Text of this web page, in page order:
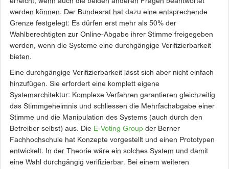
werden können. Der Bundesrat hat dazu eine entsprechende
Grenze festgelegt: Es dürfen erst mehr als 50% der
Wahlberechtigten zur Online-Abgabe ihrer Stimme freigegeben
werden, wenn die Systeme eine durchgängige Verifizierbarkeit
bieten.
Eine durchgängige Verifizierbarkeit lässt sich aber nicht einfach
hinzufügen. Sie erfordert eine komplett eigene
Systemarchitektur: Komplexe Verfahren garantieren gleichzeitig
das Stimmgeheimnis und schliessen die Mehrfachabgabe einer
Stimme und die Manipulation des Systems (auch durch den
Betreiber selbst) aus. Die E-Voting Group der Berner
Fachhochschule hat Konzepte vorgestellt und einen Prototypen
entwickelt. In der Theorie wäre ein solches System und damit
eine Wahl durchgängig verifizierbar. Bei einem weiteren